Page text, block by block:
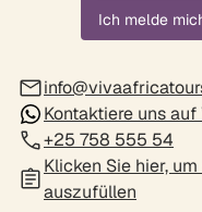
Ich melde
Kontaktiere uns
+25 758 555 54
Klicken Sie hier,
auszufüllen